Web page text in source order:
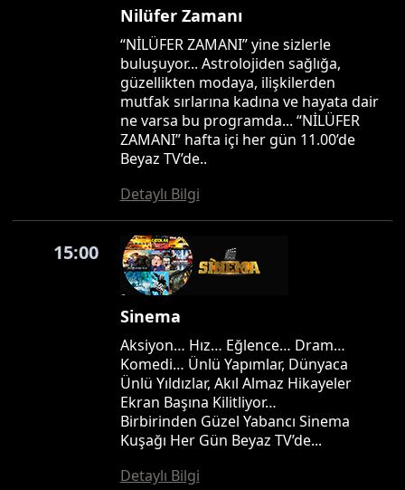
Nilüfer Zamanı
“NİLÜFER ZAMANI” yine sizlerle
buluşuyor... Astrolojiden sağlığa,
güzellikten modaya, ilişkilerden
mutfak sırlarına kadına ve hayata dair
ne varsa bu programda... “NİLÜFER
ZAMANI” hafta içi her gün 11.00’de
Beyaz TV’de..
Detaylı Bilgi
15:00
Sinema
Aksiyon… Hız… Eğlence… Dram…
Komedi… Ünlü Yapımlar, Dünyaca
Ünlü Yıldızlar, Akıl Almaz Hikayeler
Ekran Başına Kilitliyor…
Birbirinden Güzel Yabancı Sinema
Kuşağı Her Gün Beyaz TV’de...
Detaylı Bilgi